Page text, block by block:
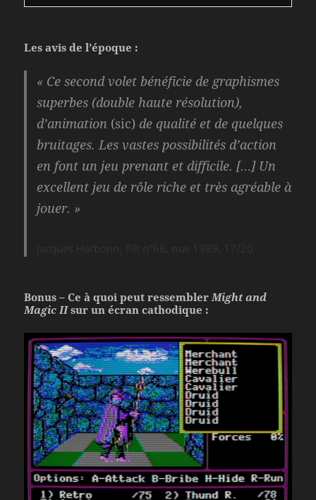
Les avis de l’époque :
« Ce second volet bénéficie de graphismes
superbes (double haute résolution),
d’animation (sic) de qualité et de quelques
bruitages. Les vastes possibilités d’action
en font un jeu prenant et difficile. […] Un
excellent jeu de rôle riche et très agréable à
jouer. »
Bonus – Ce à quoi peut ressemblerMight and
Magic IIsur un écran cathodique :